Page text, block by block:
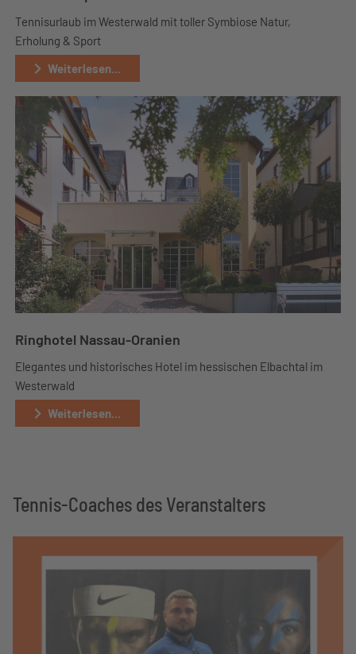
Tennisurlaub im Westerwald mit toller Symbiose Natur,
Erholung & Sport
Weiterlesen...
Ringhotel Nassau-Oranien
Elegantes und historisches Hotel im hessischen Elbachtal im
Westerwald
Weiterlesen...
Tennis-Coaches des Veranstalters